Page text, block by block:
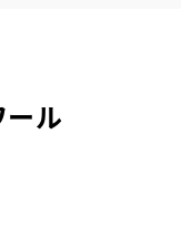
ル